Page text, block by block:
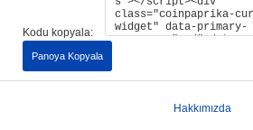
Kodu kopyala:
Panoya Kopyala
Hakkımızda